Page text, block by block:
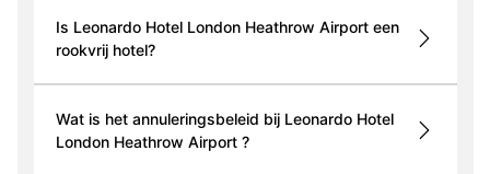
Is Leonardo Hotel London Heathrow Airport een
rookvrij hotel?
Wat is het annuleringsbeleid bij Leonardo Hotel
London Heathrow Airport ?